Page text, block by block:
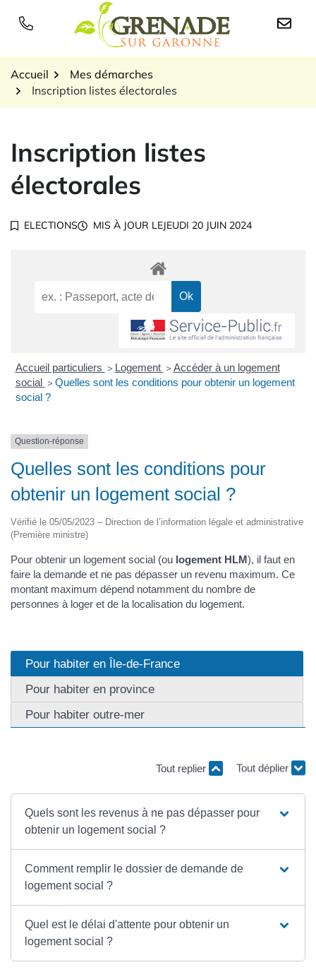
Logo Grenade sur
Accueil
Mes démarches
Inscription listes électorales
Inscription listes
électorales
ELECTIONS MIS À JOUR LEJEUDI 20 JUIN 2024
Accueil particuliers > Logement > Accéder à un logement
social > Quelles sont les conditions pour obtenir un logement
social ?
Question-réponse
Quelles sont les conditions pour
obtenir un logement social ?
Vérifié le 05/05/2023 – Direction de l’information légale et administrative
(Première ministre)
Pour obtenir un logement social (ou logement HLM), il faut en
faire la demande et ne pas dépasser un revenu maximum. Ce
montant maximum dépend notamment du nombre de
personnes à loger et de la localisation du logement.
Pour habiter en Île-de-France
Pour habiter en province
Pour habiter outre-mer
Tout replier Tout déplier
Quels sont les revenus à ne pas dépasser pour
obtenir un logement social ?
Comment remplir le dossier de demande de
logement social ?
Quel est le délai d'attente pour obtenir un
logement social ?